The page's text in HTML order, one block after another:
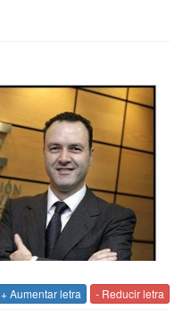
+ Aumentar letra - Reducir letra